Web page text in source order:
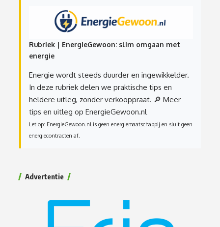
Rubriek | EnergieGewoon: slim omgaan met
energie
Energie wordt steeds duurder en ingewikkelder.
In deze rubriek delen we praktische tips en
heldere uitleg, zonder verkooppraat. 🔎 Meer
tips en uitleg op EnergieGewoon.nl
Let op: EnergieGewoon.nl is geen energiemaatschappij en sluit geen
energiecontracten af.
Advertentie